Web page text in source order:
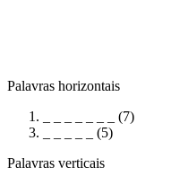
Palavras horizontais
_ _ _ _ _ _ _ (7)
_ _ _ _ _ (5)
Palavras verticais